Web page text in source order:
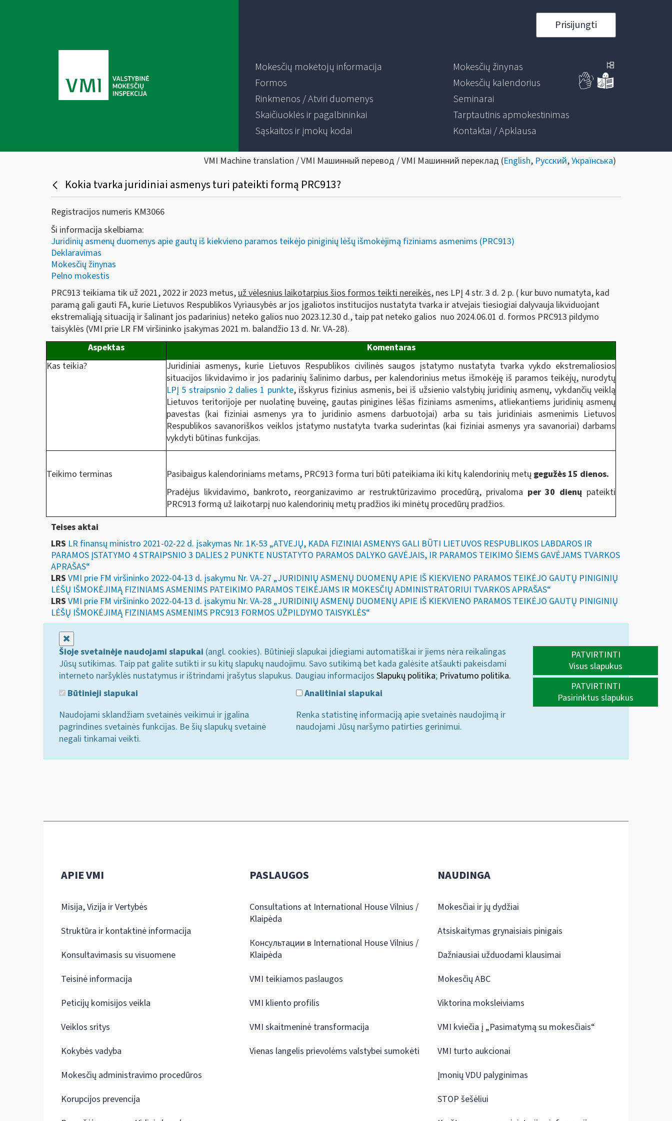
Prisijungti
Mokesčių mokėtojų informacija
Formos
Rinkmenos / Atviri duomenys
Skaičiuoklės ir pagalbininkai
Sąskaitos ir įmokų kodai
Mokesčių žinynas
Mokesčių kalendorius
Seminarai
Tarptautinis apmokestinimas
Kontaktai / Apklausa
VMI Machine translation / VMI Машинный перевод / VMI Машинний переклад (English, Русский,Українська)
Kokia tvarka juridiniai asmenys turi pateikti formą PRC913?
Registracijos numeris KM3066
Ši informacija skelbiama:
Juridinių asmenų duomenys apie gautų iš kiekvieno paramos teikėjo piniginių lėšų išmokėjimą fiziniams asmenims (PRC913)
Deklaravimas
Mokesčių žinynas
Pelno mokestis
PRC913 teikiama tik už 2021, 2022 ir 2023 metus,už vėlesnius laikotarpius šios formos teikti nereikės, nes LPĮ 4 str. 3 d. 2 p. ( kur buvo numatyta, kad
paramą gali gauti FA, kurie Lietuvos Respublikos Vyriausybės ar jos įgaliotos institucijos nustatyta tvarka ir atvejais tiesiogiai dalyvauja likviduojant
ekstremaliąją situaciją ir šalinant jos padarinius) neteko galios nuo 2023.12.30 d., taip pat neteko galios nuo 2024.06.01 d. formos PRC913 pildymo
taisyklės (VMI prie LR FM viršininko įsakymas 2021 m. balandžio 13 d. Nr. VA-28).
Aspektas
Komentaras
Kas teikia?
Juridiniai asmenys, kurie Lietuvos Respublikos civilinės saugos įstatymo nustatyta tvarka vykdo ekstremaliosios
situacijos likvidavimo ir jos padarinių šalinimo darbus, per kalendorinius metus išmokėję iš paramos teikėjų, nurodytų
LPĮ 5 straipsnio 2 dalies 1 punkte, išskyrus fizinius asmenis, bei iš užsienio valstybių juridinių asmenų, vykdančių veiklą
Lietuvos teritorijoje per nuolatinę buveinę, gautas pinigines lėšas fiziniams asmenims, atliekantiems juridinių asmenų
pavestas (kai fiziniai asmenys yra to juridinio asmens darbuotojai) arba su tais juridiniais asmenimis Lietuvos
Respublikos savanoriškos veiklos įstatymo nustatyta tvarka suderintas (kai fiziniai asmenys yra savanoriai) darbams
vykdyti būtinas funkcijas.
Teikimo terminas Pasibaigus kalendoriniams metams, PRC913 forma turi būti pateikiama iki kitų kalendorinių metų gegužės 15 dienos.
Pradėjus likvidavimo, bankroto, reorganizavimo ar restruktūrizavimo procedūrą, privaloma per 30 dienų pateikti
PRC913 formą už laikotarpį nuo kalendorinių metų pradžios iki minėtų procedūrų pradžios.
Teises aktai
LRS LR finansų ministro 2021-02-22 d. įsakymas Nr. 1K-53 „ATVEJŲ, KADA FIZINIAI ASMENYS GALI BŪTI LIETUVOS RESPUBLIKOS LABDAROS IR
PARAMOS ĮSTATYMO 4 STRAIPSNIO 3 DALIES 2 PUNKTE NUSTATYTO PARAMOS DALYKO GAVĖJAIS, IR PARAMOS TEIKIMO ŠIEMS GAVĖJAMS TVARKOS
APRAŠAS“
LRS VMI prie FM viršininko 2022-04-13 d. įsakymu Nr. VA-27 „JURIDINIŲ ASMENŲ DUOMENŲ APIE IŠ KIEKVIENO PARAMOS TEIKĖJO GAUTŲ PINIGINIŲ
LĖŠŲ IŠMOKĖJIMĄ FIZINIAMS ASMENIMS PATEIKIMO PARAMOS TEIKĖJAMS IR MOKESČIŲ ADMINISTRATORIUI TVARKOS APRAŠAS“
LRS VMI prie FM viršininko 2022-04-13 d. įsakymu Nr. VA-28 „JURIDINIŲ ASMENŲ DUOMENŲ APIE IŠ KIEKVIENO PARAMOS TEIKĖJO GAUTŲ PINIGINIŲ
LĖŠŲ IŠMOKĖJIMĄ FIZINIAMS ASMENIMS PRC913 FORMOS UŽPILDYMO TAISYKLĖS“
Šioje svetainėje naudojami slapukai (angl. cookies). Būtinieji slapukai įdiegiami automatiškai ir jiems nėra reikalingas
Jūsų sutikimas. Taip pat galite sutikti ir su kitų slapukų naudojimu. Savo sutikimą bet kada galėsite atšaukti pakeisdami
interneto naršyklės nustatymus ir ištrindami įrašytus slapukus. Daugiau informacijos Slapukų politika; Privatumo politika.
Būtinieji slapukai
Naudojami sklandžiam svetainės veikimui ir įgalina
pagrindines svetainės funkcijas. Be šių slapukų svetainė
negali tinkamai veikti.
Analitiniai slapukai
Renka statistinę informaciją apie svetainės naudojimą ir
naudojami Jūsų naršymo patirties gerinimui.
PATVIRTINTI
Visus slapukus
PATVIRTINTI
Pasirinktus slapukus
APIE VMI
Misija, Vizija ir Vertybės
Struktūra ir kontaktinė informacija
Konsultavimasis su visuomene
Teisinė informacija
Peticijų komisijos veikla
Veiklos sritys
Kokybės vadyba
Mokesčių administravimo procedūros
Korupcijos prevencija
PASLAUGOS
Consultations at International House Vilnius /
Klaipėda
Консультации в International House Vilnius /
Klaipėda
VMI teikiamos paslaugos
VMI kliento profilis
VMI skaitmeninė transformacija
Vienas langelis prievolėms valstybei sumokėti
NAUDINGA
Mokesčiai ir jų dydžiai
Atsiskaitymas grynaisiais pinigais
Dažniausiai užduodami klausimai
Mokesčių ABC
Viktorina moksleiviams
VMI kviečia į „Pasimatymą su mokesčiais“
VMI turto aukcionai
Įmonių VDU palyginimas
STOP šešėliui